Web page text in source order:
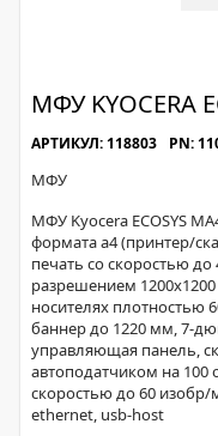
МФУ KYOCERA
АРТИКУЛ: 118803 PN:
МФУ
МФУ Kyocera ECOSYS
формата а4 (принтер/
печать со скоростью до
разрешением
носителях плотностью
баннер до 1220 мм, 7-
управляющая панель,
автоподатчиком на 100
скоростью до 60 изобр/
ethernet, usb-host